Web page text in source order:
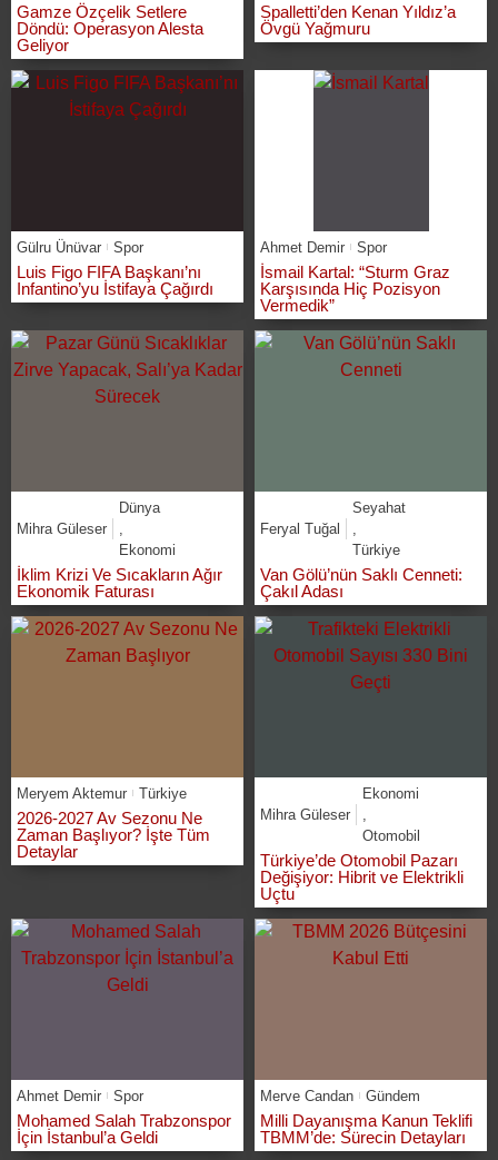
Gamze Özçelik Setlere
Döndü: Operasyon Alesta
Geliyor
Spalletti’den Kenan Yıldız’a
Övgü Yağmuru
Gülru Ünüvar Spor
Luis Figo FIFA Başkanı’nı
Infantino’yu İstifaya Çağırdı
Ahmet Demir Spor
İsmail Kartal: “Sturm Graz
Karşısında Hiç Pozisyon
Vermedik”
Mihra Güleser
Dünya
Ekonomi
İklim Krizi Ve Sıcakların Ağır
Ekonomik Faturası
Feryal Tuğal
Seyahat
Türkiye
Van Gölü’nün Saklı Cenneti:
Çakıl Adası
Meryem Aktemur Türkiye
2026-2027 Av Sezonu Ne
Zaman Başlıyor? İşte Tüm
Detaylar
Mihra Güleser
Ekonomi
Otomobil
Türkiye’de Otomobil Pazarı
Değişiyor: Hibrit ve Elektrikli
Uçtu
Ahmet Demir Spor
Mohamed Salah Trabzonspor
İçin İstanbul’a Geldi
Merve Candan Gündem
Milli Dayanışma Kanun Teklifi
TBMM’de: Sürecin Detayları